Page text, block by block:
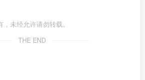
，未经允许请勿转载。
THE END